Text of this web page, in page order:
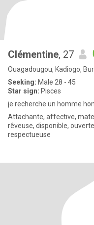
Clémentine, 27
Ouagadougou, Kadiogo,
Seeking: Male 28 - 45
Star sign: Pisces
je recherche un homme
Attachante, affective,
rêveuse, disponible,
respectueuse